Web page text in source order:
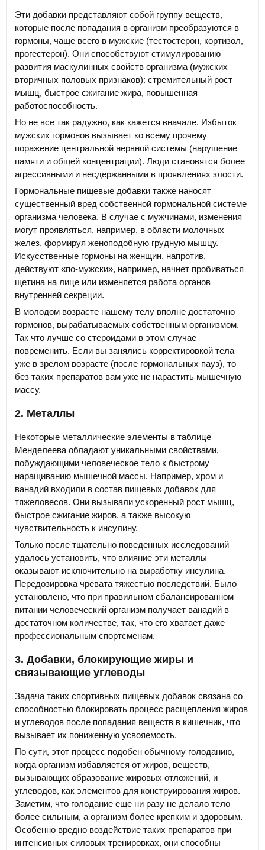
Эти добавки представляют собой группу веществ,
которые после попадания в организм преобразуются в
гормоны, чаще всего в мужские (тестостерон, кортизол,
прогестерон). Они способствуют стимулированию
развития маскулинных свойств организма (мужских
вторичных половых признаков): стремительный рост
мышц, быстрое сжигание жира, повышенная
работоспособность.
Но не все так радужно, как кажется вначале. Избыток
мужских гормонов вызывает ко всему прочему
поражение центральной нервной системы (нарушение
памяти и общей концентрации). Люди становятся более
агрессивными и несдержанными в проявлениях злости.
Гормональные пищевые добавки также наносят
существенный вред собственной гормональной системе
организма человека. В случае с мужчинами, изменения
могут проявляться, например, в области молочных
желез, формируя женоподобную грудную мышцу.
Искусственные гормоны на женщин, напротив,
действуют «по-мужски», например, начнет пробиваться
щетина на лице или изменяется работа органов
внутренней секреции.
В молодом возрасте нашему телу вполне достаточно
гормонов, вырабатываемых собственным организмом.
Так что лучше со стероидами в этом случае
повременить. Если вы занялись корректировкой тела
уже в зрелом возрасте (после гормональных пауз), то
без таких препаратов вам уже не нарастить мышечную
массу.
2. Металлы
Некоторые металлические элементы в таблице
Менделеева обладают уникальными свойствами,
побуждающими человеческое тело к быстрому
наращиванию мышечной массы. Например, хром и
ванадий входили в состав пищевых добавок для
тяжеловесов. Они вызывали ускоренный рост мышц,
быстрое сжигание жиров, а также высокую
чувствительность к инсулину.
Только после тщательно поведенных исследований
удалось установить, что влияние эти металлы
оказывают исключительно на выработку инсулина.
Передозировка чревата тяжестью последствий. Было
установлено, что при правильном сбалансированном
питании человеческий организм получает ванадий в
достаточном количестве, так, что его хватает даже
профессиональным спортсменам.
3. Добавки, блокирующие жиры и
связывающие углеводы
Задача таких спортивных пищевых добавок связана со
способностью блокировать процесс расщепления жиров
и углеводов после попадания веществ в кишечник, что
вызывает их пониженную усвояемость.
По сути, этот процесс подобен обычному голоданию,
когда организм избавляется от жиров, веществ,
вызывающих образование жировых отложений, и
углеводов, как элементов для конструирования жиров.
Заметим, что голодание еще ни разу не делало тело
более сильным, а организм более крепким и здоровым.
Особенно вредно воздействие таких препаратов при
интенсивных силовых тренировках, они способны